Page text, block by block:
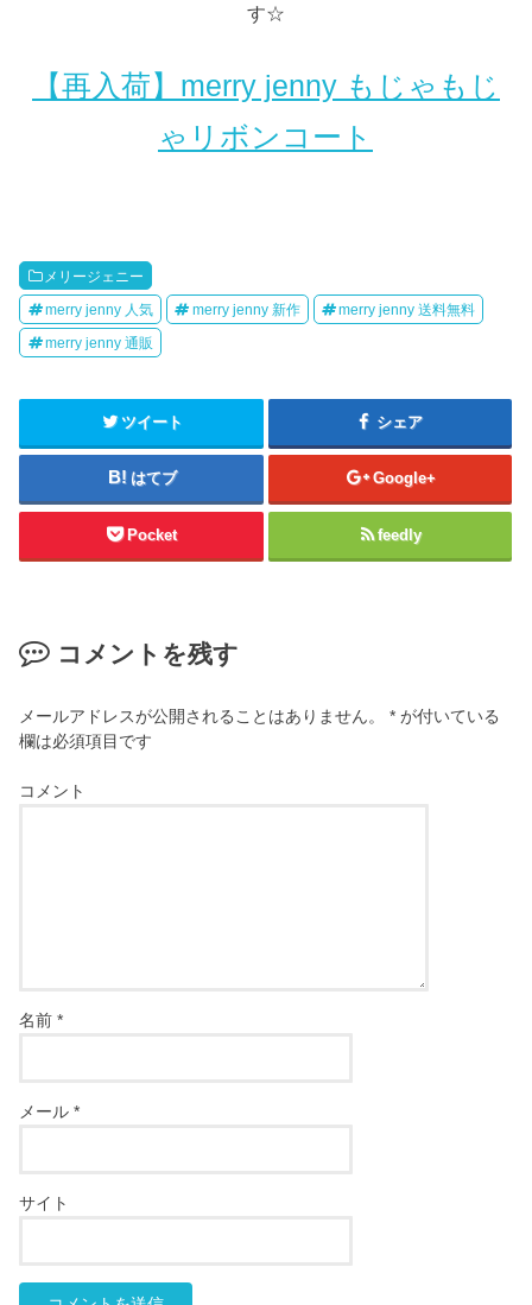
す☆
【再入荷】merry jenny もじゃもじ
ゃリボンコート
メリージェニー
merry jenny 人気 merry jenny 新作 merry jenny 送料無料
merry jenny 通販
ツイート シェア
はてブ Google+
Pocket feedly
コメントを残す
メールアドレスが公開されることはありません。 * が付いている
欄は必須項目です
コメント
名前*
メール*
サイト